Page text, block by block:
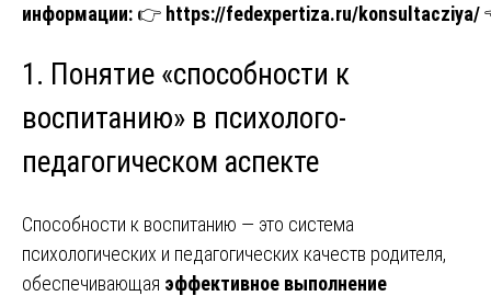
информации: 👉 https://fedexpertiza.ru/konsultacziya/
1. Понятие «способности к
воспитанию» в психолого-
педагогическом аспекте
Способности к воспитанию — это система
психологических и педагогических качеств родителя,
обеспечивающая эффективное выполнение